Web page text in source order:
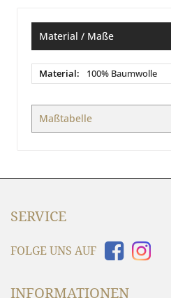
Material / Maße
Material
/
100% Baumwolle
Maßtabelle
SERVICE
FOLGE UNS AUF
INFORMATIONEN